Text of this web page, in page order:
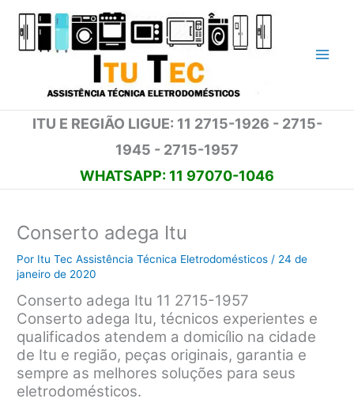
para
ITU E REGIÃO LIGUE: 11 2715-1926 - 2715-
1945 - 2715-1957
WHATSAPP: 11 97070-1046
Conserto adega Itu
Por Itu Tec Assistência Técnica Eletrodomésticos / 24 de
janeiro de 2020
Conserto adega Itu 11 2715-1957
Conserto adega Itu, técnicos experientes e
qualificados atendem a domicílio na cidade
de Itu e região, peças originais, garantia e
sempre as melhores soluções para seus
eletrodomésticos.